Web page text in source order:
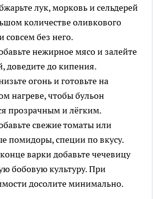
лук, морковь и сельдерей
количестве оливкового
совсем без него.
нежирное мясо и залейте
доведите до кипения.
огонь и готовьте на
нагреве, чтобы бульон
прозрачным и лёгким.
свежие томаты или
помидоры, специи по вкусу.
варки добавьте чечевицу
бобовую культуру. При
досолите минимально.